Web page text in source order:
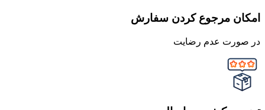
امکان مرجوع کردن سفارش
در صورت عدم رضایت